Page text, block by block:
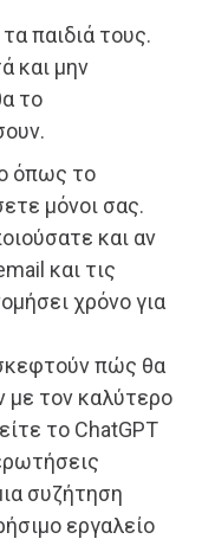
παιδιά τους.
και μην
το
όπως το
μόνοι σας.
και αν
και τις
χρόνο για
πώς θα
με τον καλύτερο
το ChatGPT
συζήτηση
εργαλείο